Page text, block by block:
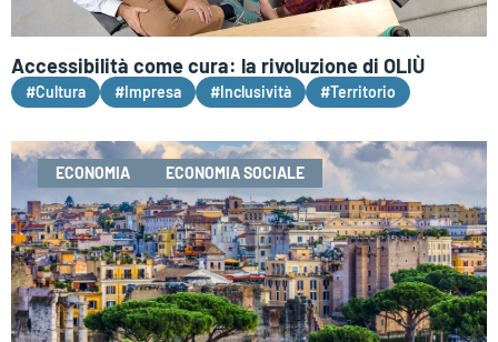
Accessibilità come cura: la rivoluzione di OLIÙ
#Cultura #Impresa #Inclusività #Territorio
ECONOMIA ECONOMIA SOCIALE